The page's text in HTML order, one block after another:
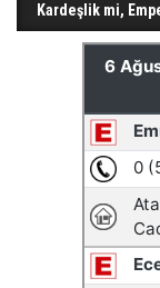
Kardeşlik mi,